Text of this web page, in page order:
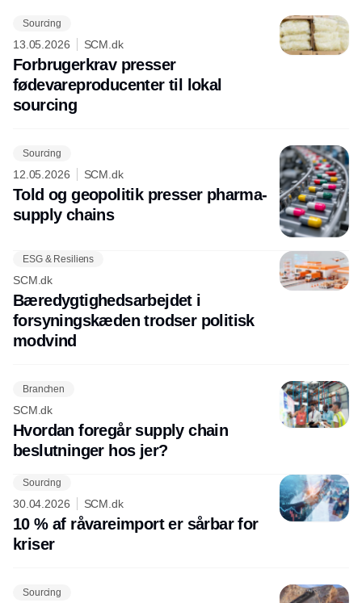
Sourcing
13.05.2026 SCM.dk
Forbrugerkrav presser
fødevareproducenter til lokal
sourcing
Sourcing
12.05.2026 SCM.dk
Told og geopolitik presser pharma-
supply chains
ESG & Resiliens
SCM.dk
Bæredygtighedsarbejdet i
forsyningskæden trodser politisk
modvind
Branchen
SCM.dk
Hvordan foregår supply chain
beslutninger hos jer?
Sourcing
30.04.2026 SCM.dk
10 % af råvareimport er sårbar for
kriser
Sourcing